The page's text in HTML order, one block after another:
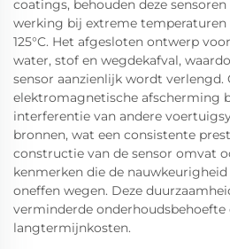
coatings, behouden deze
werking bij extreme temperaturen
125°C. Het afgesloten ontwerp
water, stof en wegdekafval,
sensor aanzienlijk wordt verlengd.
elektromagnetische afscherming
interferentie van andere
bronnen, wat een consistente
constructie van de sensor omvat
kenmerken die de
oneffen wegen. Deze
verminderde onderhoudsbehoefte
langtermijnkosten.